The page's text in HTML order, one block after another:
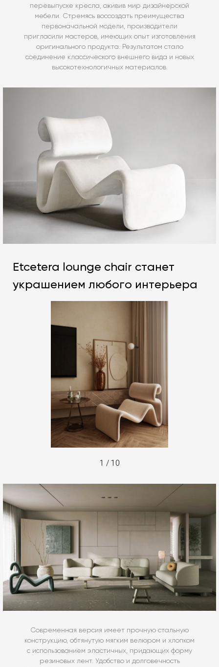
перевыпуске кресла, оживив мир дизайнерской
мебели. Стремясь воссоздать преимущества
первоначальной модели, производители
пригласили мастеров, имеющих опыт изготовления
оригинального продукта. Результатом стало
соединение классического внешнего вида и новых
высокотехнологичных материалов.
Etcetera lounge chair станет
украшением любого интерьера
1 / 10
Современная версия имеет прочную стальную
конструкцию, обтянутую мягким велюром и хлопком
с использованием эластичных, придающих форму
резиновых лент. Удобство и долговечность